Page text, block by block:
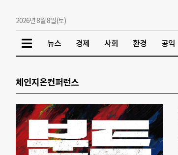
2026년 8월 8일(토)
뉴스 경제 사회 환경 공익
체인지온컨퍼런스